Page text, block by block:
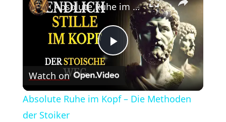
Play
Video
Absolute Ruhe im Kopf – Die Methoden der Stoiker
Watch on
Absolute Ruhe im Kopf – Die Methoden
der Stoiker